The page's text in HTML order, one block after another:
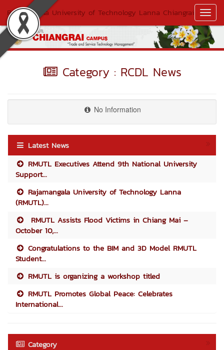
Rajamangala University of Technology Lanna Chiangrai
Category : RCDL News
No Information
Latest News
RMUTL Executives Attend 9th National University
Support...
Rajamangala University of Technology Lanna
(RMUTL)...
RMUTL Assists Flood Victims in Chiang Mai –
October 10,...
Congratulations to the BIM and 3D Model RMUTL
Student...
RMUTL is organizing a workshop titled
RMUTL Promotes Global Peace: Celebrates
International...
Category